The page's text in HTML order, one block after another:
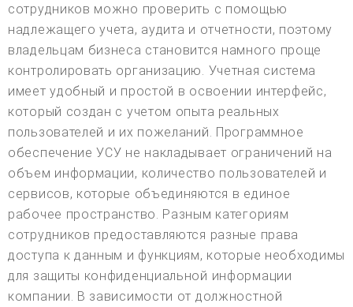
сотрудников можно проверить с помощью
надлежащего учета, аудита и отчетности, поэтому
владельцам бизнеса становится намного проще
контролировать организацию. Учетная система
имеет удобный и простой в освоении интерфейс,
который создан с учетом опыта реальных
пользователей и их пожеланий. Программное
обеспечение УСУ не накладывает ограничений на
объем информации, количество пользователей и
сервисов, которые объединяются в единое
рабочее пространство. Разным категориям
сотрудников предоставляются разные права
доступа к данным и функциям, которые необходимы
для защиты конфиденциальной информации
компании. В зависимости от должностной